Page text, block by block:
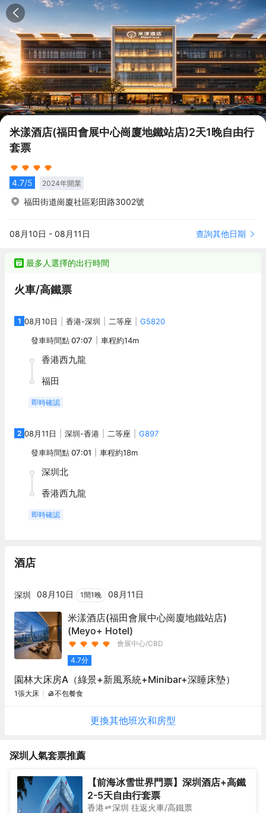
米漾酒店(福田會展中心崗廈地鐵站店)2天1晚自由行
套票
4.7/5 2024年開業
福田街道崗廈社區彩田路3002號
08月10日 - 08月11日 查詢其他日期
最多人選擇的出行時間
火車/高鐵票
1 08月10日 香港-深圳 二等座
G5820
發車時間點07:07 車程約14m
香港西九龍
福田
即時確認
2 08月11日 深圳-香港 二等座
G897
發車時間點07:01 車程約18m
深圳北
香港西九龍
即時確認
酒店
深圳 08月10日 1間1晚 08月11日
米漾酒店(福田會展中心崗廈地鐵站店)
(Meyo+ Hotel)
會展中心/CBD
4.7分
園林大床房A（綠景+新風系統+Minibar+深睡床墊）
1張大床 不包餐食
更換其他班次和房型
深圳 人氣套票推薦
【前海冰雪世界門票】深圳酒店+高鐵
2-5天自由行套票
香港 深圳 往返火車/高鐵票